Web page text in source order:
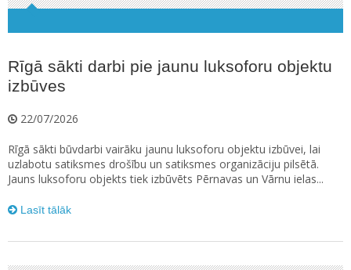
Rīgā sākti darbi pie jaunu luksoforu objektu
izbūves
22/07/2026
Rīgā sākti būvdarbi vairāku jaunu luksoforu objektu izbūvei, lai
uzlabotu satiksmes drošību un satiksmes organizāciju pilsētā.
Jauns luksoforu objekts tiek izbūvēts Pērnavas un Vārnu ielas...
Lasīt tālāk